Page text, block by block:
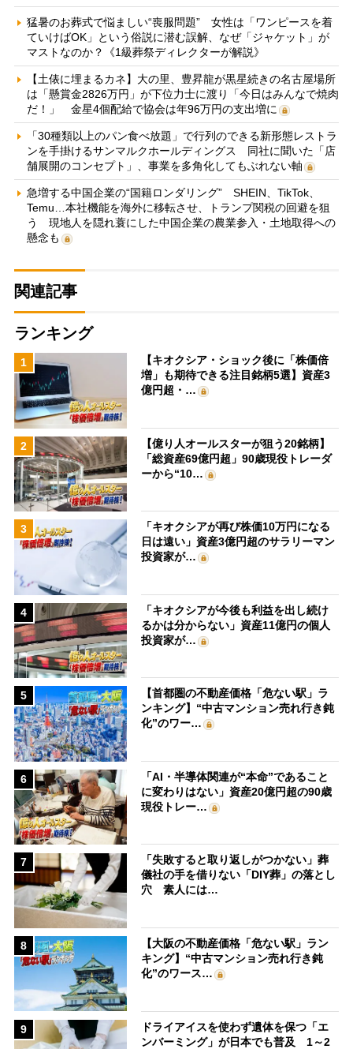
猛暑のお葬式で悩ましい“喪服問題” 女性は「ワンピースを着
ていけばOK」という俗説に潜む誤解、なぜ「ジャケット」が
マストなのか？《1級葬祭ディレクターが解説》
【土俵に埋まるカネ】大の里、豊昇龍が黒星続きの名古屋場所
は「懸賞金2826万円」が下位力士に渡り「今日はみんなで焼肉
だ！」 金星4個配給で協会は年96万円の支出増に
「30種類以上のパン食べ放題」で行列のできる新形態レストラ
ンを手掛けるサンマルクホールディングス 同社に聞いた「店
舗展開のコンセプト」、事業を多角化してもぶれない軸
急増する中国企業の“国籍ロンダリング” SHEIN、TikTok、
Temu…本社機能を海外に移転させ、トランプ関税の回避を狙
う 現地人を隠れ蓑にした中国企業の農業参入・土地取得への
懸念も
関連記事
ランキング
1
【キオクシア・ショック後に「株価倍
増」も期待できる注目銘柄5選】資産3
億円超・…
2
【億り人オールスターが狙う20銘柄】
「総資産69億円超」90歳現役トレーダ
ーから“10…
3
「キオクシアが再び株価10万円になる
日は遠い」資産3億円超のサラリーマン
投資家が…
4
「キオクシアが今後も利益を出し続け
るかは分からない」資産11億円の個人
投資家が…
5
【首都圏の不動産価格「危ない駅」ラ
ンキング】“中古マンション売れ行き鈍
化”のワー…
6
「AI・半導体関連が“本命”であること
に変わりはない」資産20億円超の90歳
現役トレー…
7
「失敗すると取り返しがつかない」葬
儀社の手を借りない「DIY葬」の落とし
穴 素人には…
8
【大阪の不動産価格「危ない駅」ラン
キング】“中古マンション売れ行き鈍
化”のワース…
9
ドライアイスを使わず遺体を保つ「エ
ンバーミング」が日本でも普及 1～2